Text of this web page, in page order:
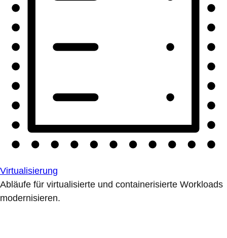
Virtualisierung
Abläufe für virtualisierte und containerisierte Workloads
modernisieren.